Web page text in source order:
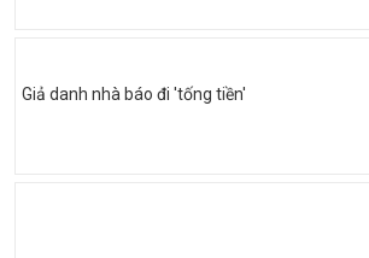
Giả danh nhà báo đi 'tống tiền'